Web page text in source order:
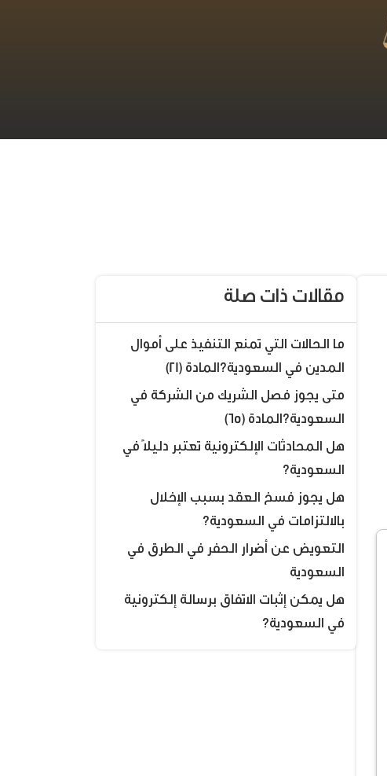
مقالات ذات صلة
ما الحالات التي تمنع التنفيذ على أموال
المدين في السعودية؟المادة (21)
متى يجوز فصل الشريك من الشركة في
السعودية؟المادة (65)
هل المحادثات الإلكترونية تعتبر دليلًا في
السعودية؟
هل يجوز فسخ العقد بسبب الإخلال
بالالتزامات في السعودية؟
التعويض عن أضرار الحفر في الطرق في
السعودية
هل يمكن إثبات الاتفاق برسالة إلكترونية
في السعودية؟